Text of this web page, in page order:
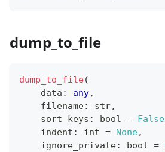
dump_to_file
dump_to_file(
    data
: any,
    filename
: str,
    sort_keys
: bool = False
    indent
: int = None,
    ignore_private
: bool =